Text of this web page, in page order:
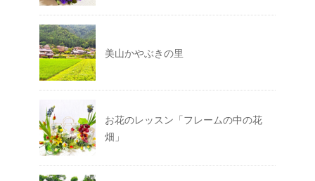
美山かやぶきの里
お花のレッスン「フレームの中の花
畑」